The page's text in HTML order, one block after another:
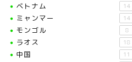
ベトナム 14
ミャンマー 14
モンゴル 8
ラオス 18
中国 11